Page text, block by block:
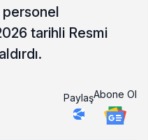
personel
tarihli Resmi
PaylaşAbone Ol